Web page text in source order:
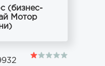
(бизнес-
Мотор